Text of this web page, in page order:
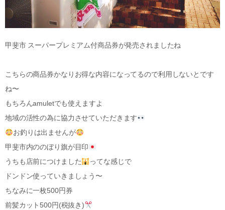
甲斐市 スーパープレミアム付商品券が発売されましたね
こちらの商品券かなりお得な内容になってるので利用しないとです
ね〜
もちろんamuletでも使えますよ
地域の活性の為に協力させていただきます
お釣りは出ませんが
甲斐市内ののぼり旗が目印
うちも店前につけました
ってな感じで
ドンドン使っていきましょう〜
ちなみに一枚500円券
前髪カット500円(税抜き)